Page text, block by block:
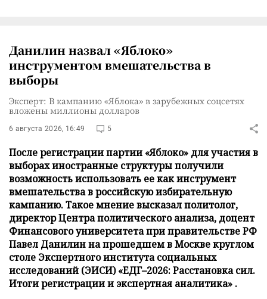
Данилин назвал «Яблоко»
инструментом вмешательства в
выборы
Эксперт: В кампанию «Яблока» в зарубежных соцсетях
вложены миллионы долларов
6 августа 2026, 16:49 5
После регистрации партии «Яблоко» для участия в
выборах иностранные структуры получили
возможность использовать ее как инструмент
вмешательства в российскую избирательную
кампанию. Такое мнение высказал политолог,
директор Центра политического анализа, доцент
Финансового университета при правительстве РФ
Павел Данилин на прошедшем в Москве круглом
столе Экспертного института социальных
исследований (ЭИСИ) «ЕДГ–2026: Расстановка сил.
Итоги регистрации и экспертная аналитика» .